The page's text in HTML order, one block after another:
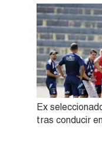
Ex
tras conducir